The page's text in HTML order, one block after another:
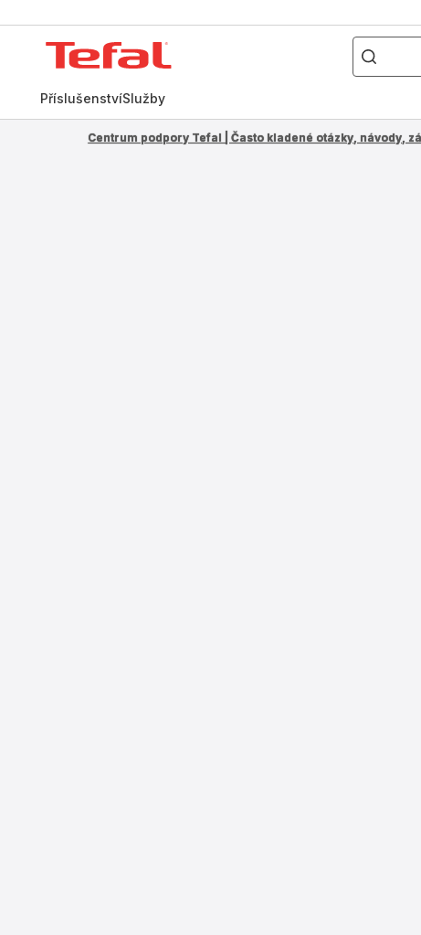
Co
hledáte?
PříslušenstvíSlužby
Centrum podpory Tefal | Často kladené otázky, návody,